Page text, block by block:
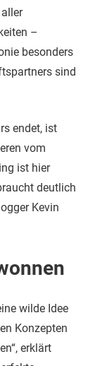
–
besonders
sind
endet, ist
vom
ist hier
deutlich
Kevin
wilde Idee
Konzepten
erklärt